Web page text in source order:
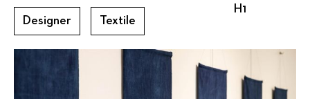
Designer Textile
H1